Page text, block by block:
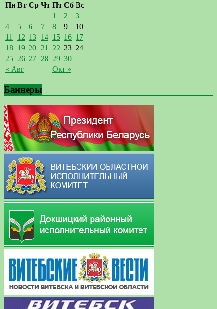
Пн Вт Ср Чт Пт Сб Вс
« Авг Окт »
1 2
3
4
5 6 7 8 9
10
11
12 13 14 15 16 17
18 19 20 21 22 23 24
25 26 27 28 29 30
Баннеры